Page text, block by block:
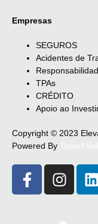
Empresas
SEGUROS
Acidentes de
TPAs
CRÉDITO
Apoio ao
Copyright © 2023
Powered By